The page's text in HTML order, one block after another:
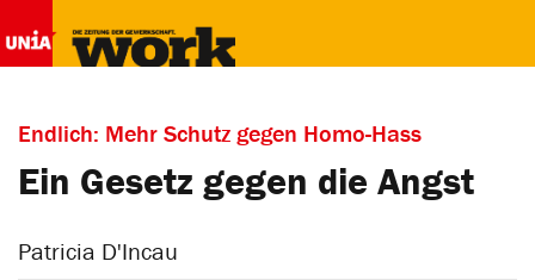
Endlich: Mehr Schutz gegen Homo-Hass
Ein Gesetz gegen die Angst
Patricia D'Incau